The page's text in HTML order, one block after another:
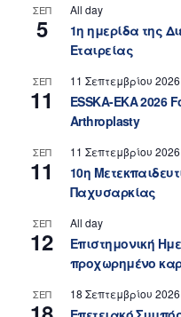
ΣΕΠ
5
All day
1η ημερίδα της
Εταιρείας
ΣΕΠ
11
11 Σεπτεμβρίου 2026
ESSKA-EKA 2026
Arthroplasty
ΣΕΠ
11
11 Σεπτεμβρίου 2026
10η
Παχυσαρκίας
ΣΕΠ
12
All day
Επιστημονική
προχωρημένο
ΣΕΠ 18 Σεπτεμβρίου 2026